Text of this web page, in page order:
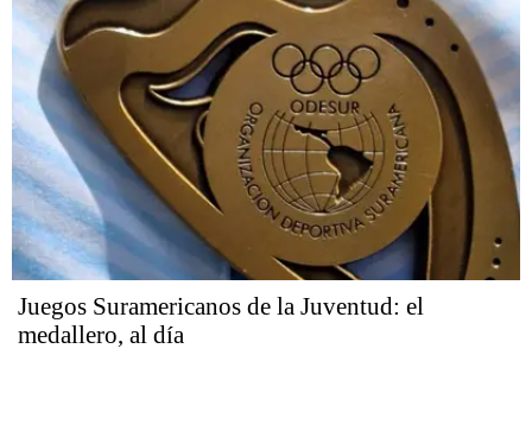
Juegos Suramericanos de la Juventud: el
medallero, al día